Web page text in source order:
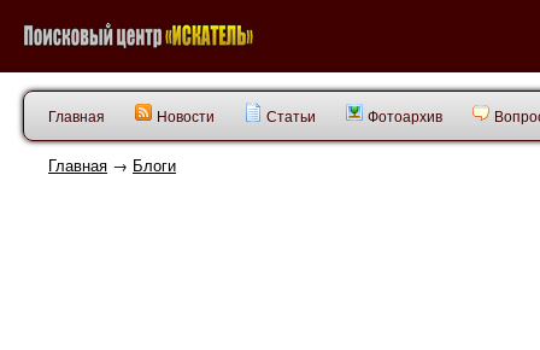
Главная Новости Статьи Фотоархив
Главная → Блоги